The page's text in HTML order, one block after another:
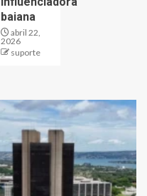
baiana
abril 22,
2026
suporte